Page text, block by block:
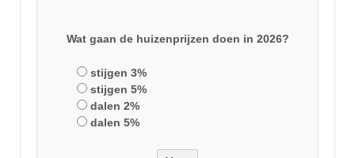
Wat gaan de huizenprijzen doen in 2026?
stijgen 3%
stijgen 5%
dalen 2%
dalen 5%